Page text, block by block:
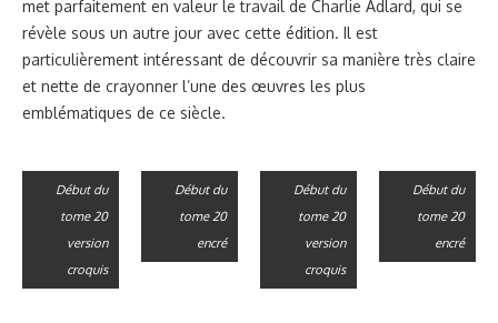
met parfaitement en valeur le travail de Charlie Adlard, qui se
révèle sous un autre jour avec cette édition. Il est
particulièrement intéressant de découvrir sa manière très claire
et nette de crayonner l’une des œuvres les plus
emblématiques de ce siècle.
Début du
tome 20
version
croquis
Début du
tome 20
encré
Début du
tome 20
version
croquis
Début du
tome 20
encré